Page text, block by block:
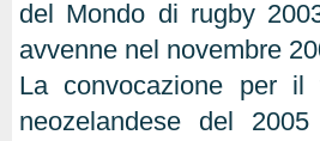
del Mondo di rugby
avvenne nel novembre
La convocazione per
neozelandese del